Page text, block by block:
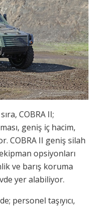
COBRA II;
geniş iç hacim,
COBRA II geniş silah
opsiyonları
ve barış koruma
yer alabiliyor.
personel taşıyıcı,